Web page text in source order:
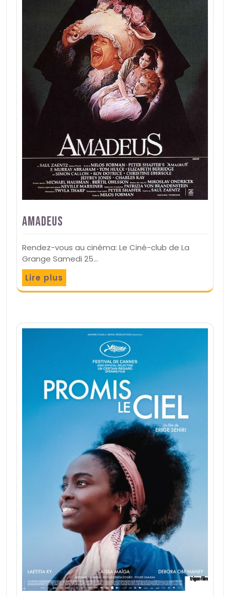
Amadeus
Rendez-vous au cinéma: Le Ciné-club de La
Grange Samedi 25…
Lire plus